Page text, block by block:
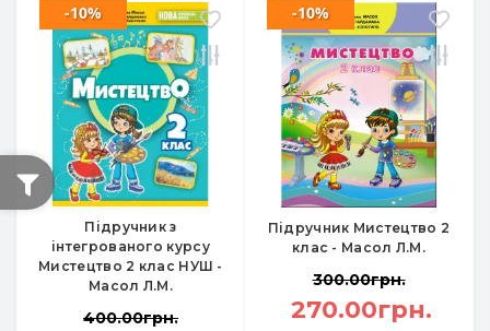
Підручник з
інтегрованого курсу
Мистецтво 2 клас НУШ -
Масол Л.М.
-10%
400.00грн.
Підручник Мистецтво 2
клас - Масол Л.М.
-10%
300.00грн.
270.00грн.